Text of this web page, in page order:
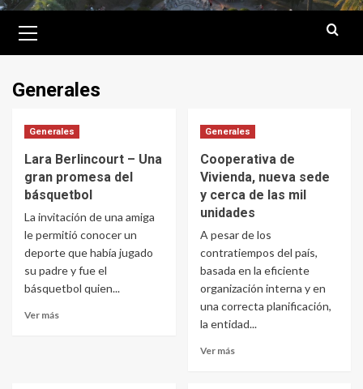
primario
Generales
Generales
Lara Berlincourt – Una
gran promesa del
básquetbol
La invitación de una amiga
le permitió conocer un
deporte que había jugado
su padre y fue el
básquetbol quien...
Ver más
Generales
Cooperativa de
Vivienda, nueva sede
y cerca de las mil
unidades
A pesar de los
contratiempos del país,
basada en la eficiente
organización interna y en
una correcta planificación,
la entidad...
Ver más